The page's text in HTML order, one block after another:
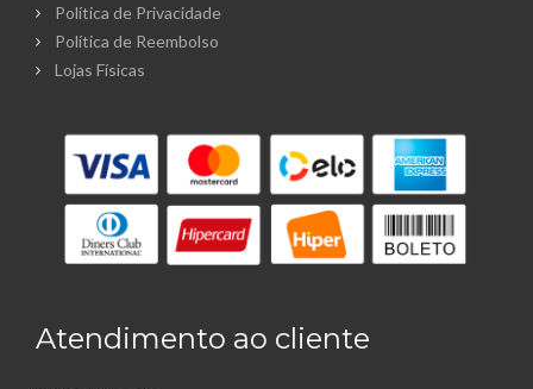
Política de Privacidade
Política de Reembolso
Lojas Físicas
Atendimento ao cliente